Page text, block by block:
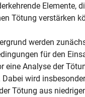
Elemente,
Tötung verstärken
werden
für den
eine Analyse der
wird
Tötung aus